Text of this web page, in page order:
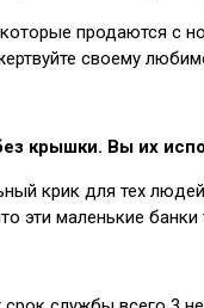
продаются с
своему
крышки. Вы их
крик для тех
эти маленькие